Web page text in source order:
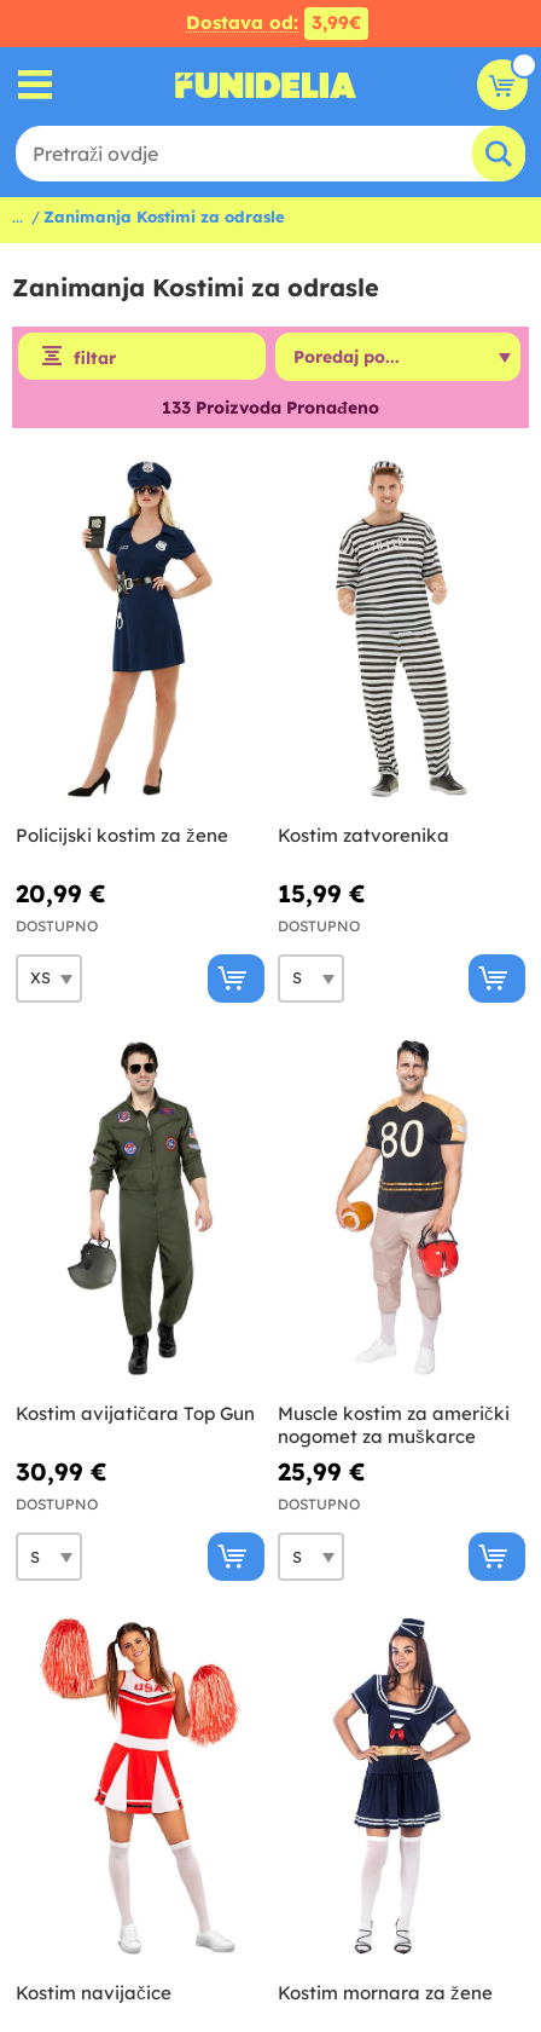
Dostava od: 3,99€
... Zanimanja Kostimi za odrasle
Zanimanja Kostimi za odrasle
filtar
133 Proizvoda Pronađeno
Policijski kostim za žene
20,99 €
DOSTUPNO
Kostim zatvorenika
15,99 €
DOSTUPNO
Kostim avijatičara Top Gun
30,99 €
DOSTUPNO
Muscle kostim za američki
nogomet za muškarce
25,99 €
DOSTUPNO
Kostim navijačice Kostim mornara za žene